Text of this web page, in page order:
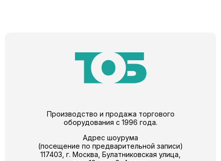
Производство и продажа торгового
оборудования с 1996 года.
Адрес шоурума
(посещение по предварительной записи)
117403, г. Москва, Булатниковская улица,